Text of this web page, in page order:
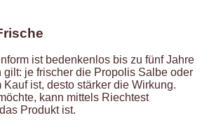
ist bedenkenlos bis zu fünf Jahre
gilt: je frischer die Propolis Salbe oder
Kauf ist, desto stärker die Wirkung.
kann mittels Riechtest
Produkt ist.